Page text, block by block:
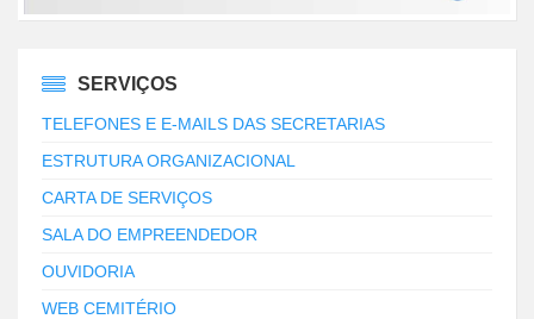
SERVIÇOS
TELEFONES E E-MAILS DAS SECRETARIAS
ESTRUTURA ORGANIZACIONAL
CARTA DE SERVIÇOS
SALA DO EMPREENDEDOR
OUVIDORIA
WEB CEMITÉRIO